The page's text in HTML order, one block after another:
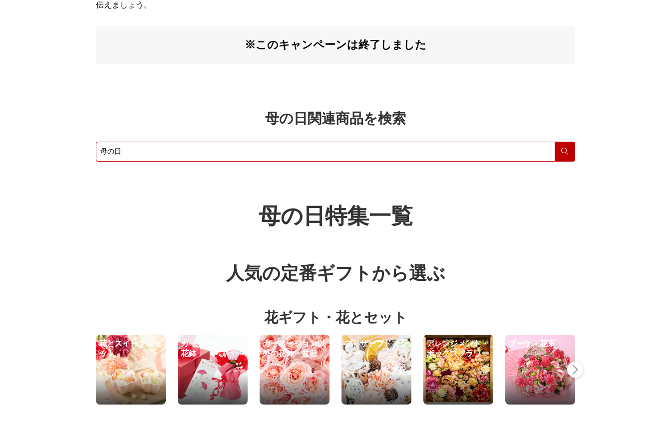
伝えましょう。
※このキャンペーンは終了しました
母の日関連商品を検索
検索
母の日特集一覧
人気の定番ギフトから選ぶ
花ギフト・花とセット
花とスイーツのセ
ット
カーネーションの
花鉢
カーネーション以
外の花鉢・盆栽
プリザーブドフラ
ワー
アレンジメント・
ボックスフラワー
ブーケ・花束